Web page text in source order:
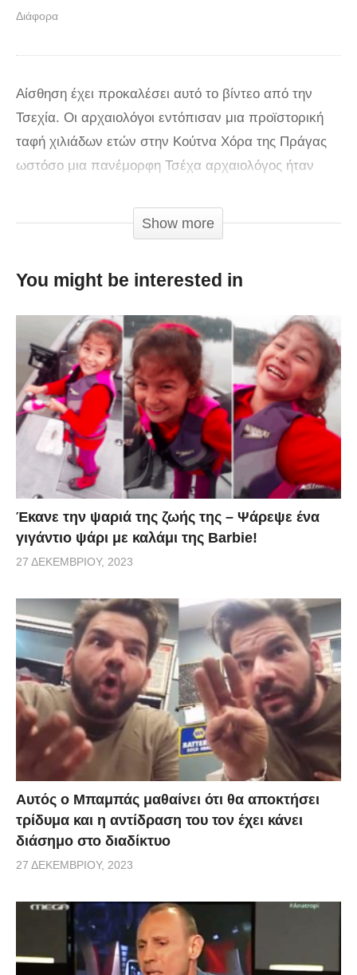
Διάφορα
Αίσθηση έχει προκαλέσει αυτό το βίντεο από την
Τσεχία. Οι αρχαιολόγοι εντόπισαν μια προϊστορική
ταφή χιλιάδων ετών στην Κούτνα Χόρα της Πράγας
ωστόσο μια πανέμορφη Τσέχα αρχαιολόγος ήταν
αφοσιωμένη στην εργασία της ωστόσο τα κολλητά
ρούχα και το πλούσιο μπούστο της, της έκαναν
γίνει γνωστό, ωστόσο όλοι αναρωτιούνται «εάν δεν
Πηγή.tilestwra.com
Show more
You might be interested in
Έκανε την ψαριά της ζωής της – Ψάρεψε ένα
γιγάντιο ψάρι με καλάμι της Barbie!
27 ΔΕΚΕΜΒΡΊΟΥ, 2023
Αυτός ο Μπαμπάς μαθαίνει ότι θα αποκτήσει
τρίδυμα και η αντίδραση του τον έχει κάνει
διάσημο στο διαδίκτυο
27 ΔΕΚΕΜΒΡΊΟΥ, 2023